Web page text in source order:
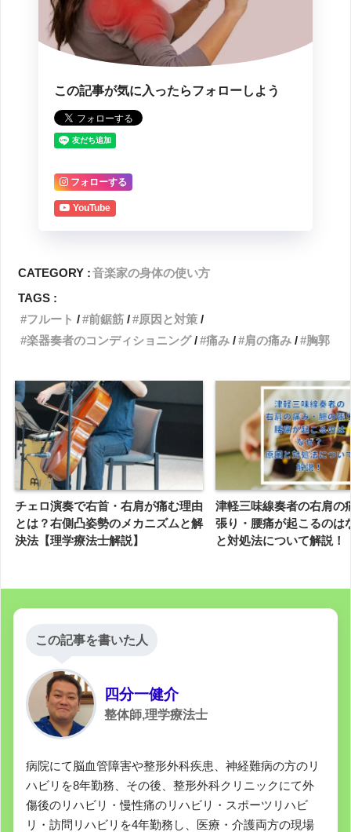
この記事が気に入ったらフォローしよう
フォローする
YouTube
CATEGORY :音楽家の身体の使い方
TAGS :
フルート
前鋸筋
原因と対策
楽器奏者のコンディショニング
痛み 肩の痛み 胸郭
チェロ演奏で右首・右肩が痛む理由
とは？右側凸姿勢のメカニズムと解
決法【理学療法士解説】
津軽三味線奏者の右肩の
張り・腰痛が起こるのは
と対処法について解説！
この記事を書いた人
四分一健介
整体師,理学療法士
病院にて脳血管障害や整形外科疾患、神経難病の方のリ
ハビリを8年勤務、その後、整形外科クリニックにて外
傷後のリハビリ・慢性痛のリハビリ・スポーツリハビ
リ・訪問リハビリを4年勤務し、医療・介護両方の現場